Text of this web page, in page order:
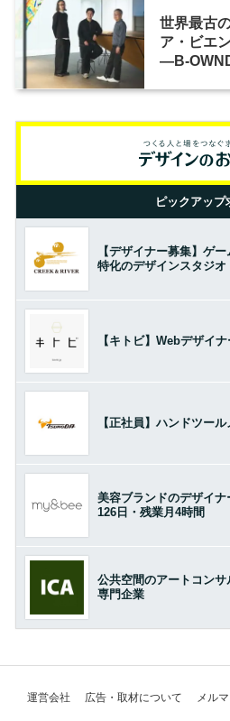
世界最古
ア・ビエ
―B-
ピックアップ
【デザイナー募集】ゲ
特化のデザインスタジオ
【キトビ】Webデザイ
【正社員】ハンドツー
美容ブランドのデザイ
126日・残業月4時間
公共空間のアートコン
専門企業
運営会社 広告・取材について メル